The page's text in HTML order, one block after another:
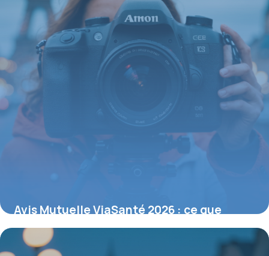
Avis Mutuelle ViaSanté 2026 : ce que
disent vraiment les assurés
27 août 2026